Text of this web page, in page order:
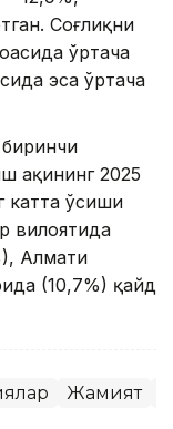
Соғлиқни
ўртача
эса ўртача
ҳақининг 2025
катта ўсиши
вилоятида
Алмати
(10,7%) қайд
Жамият